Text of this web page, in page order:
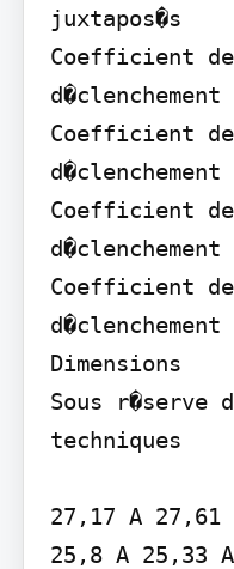
juxtapos�s
Coefficient
d�clenchement
Coefficient
d�clenchement
Coefficient
d�clenchement
Coefficient
Dimensions
Sous r�serve
techniques
27,17 A 27,61
25,8 A 25,33